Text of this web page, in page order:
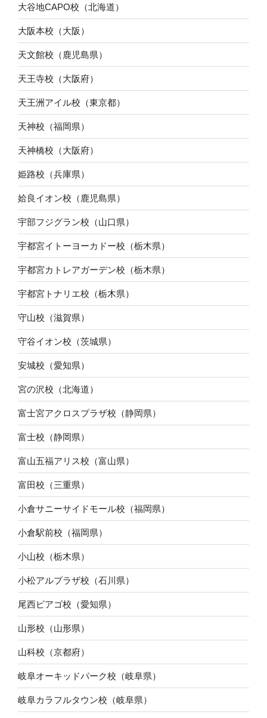
大谷地CAPO校（北海道）
大阪本校（大阪）
天文館校（鹿児島県）
天王寺校（大阪府）
天王洲アイル校（東京都）
天神校（福岡県）
天神橋校（大阪府）
姫路校（兵庫県）
姶良イオン校（鹿児島県）
宇部フジグラン校（山口県）
宇都宮イトーヨーカドー校（栃木県）
宇都宮カトレアガーデン校（栃木県）
宇都宮トナリエ校（栃木県）
守山校（滋賀県）
守谷イオン校（茨城県）
安城校（愛知県）
宮の沢校（北海道）
富士宮アクロスプラザ校（静岡県）
富士校（静岡県）
富山五福アリス校（富山県）
富田校（三重県）
小倉サニーサイドモール校（福岡県）
小倉駅前校（福岡県）
小山校（栃木県）
小松アルプラザ校（石川県）
尾西ピアゴ校（愛知県）
山形校（山形県）
山科校（京都府）
岐阜オーキッドパーク校（岐阜県）
岐阜カラフルタウン校（岐阜県）